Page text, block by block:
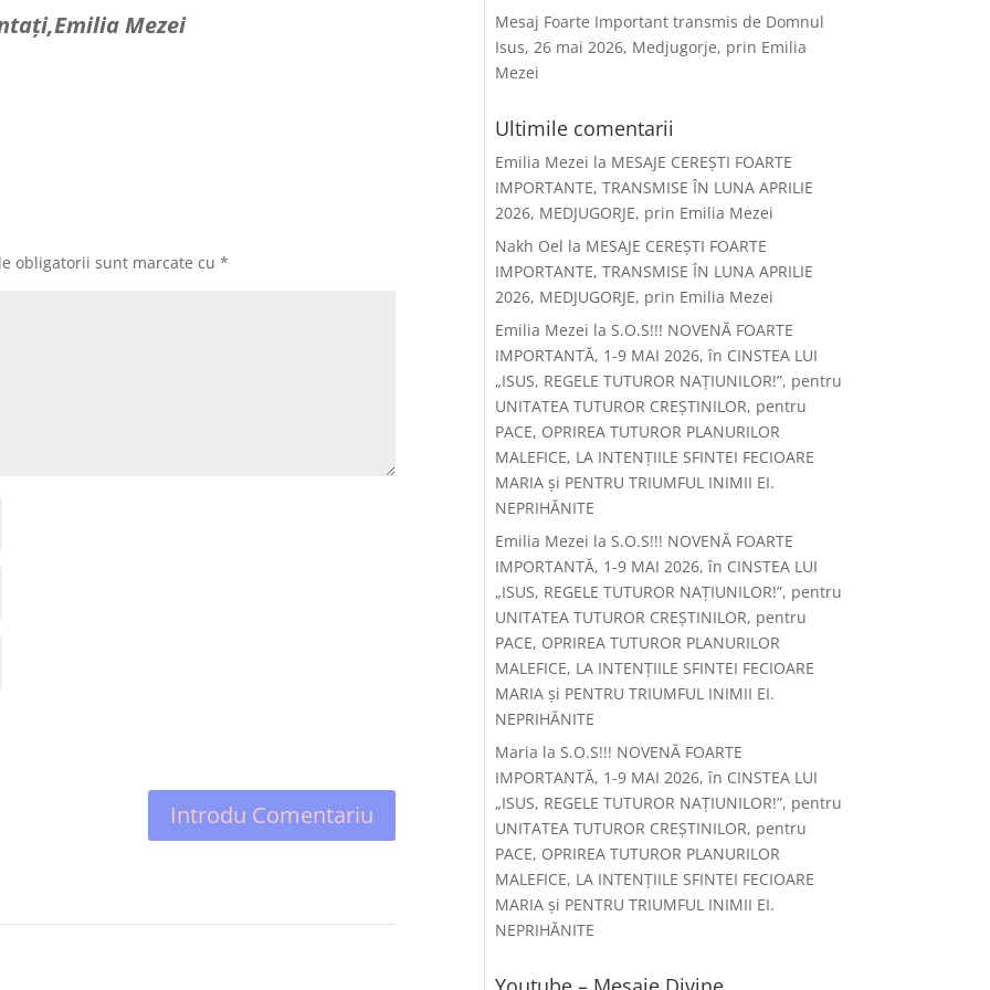
Mezei
obligatorii sunt marcate cu*
Mesaj Foarte Important transmis de Domnul
Isus, 26 mai 2026, Medjugorje, prin Emilia
Mezei
Ultimile comentarii
Emilia Mezei la MESAJE CEREȘTI FOARTE
IMPORTANTE, TRANSMISE ÎN LUNA APRILIE
2026, MEDJUGORJE, prin Emilia Mezei
Nakh Oel la MESAJE CEREȘTI FOARTE
IMPORTANTE, TRANSMISE ÎN LUNA APRILIE
2026, MEDJUGORJE, prin Emilia Mezei
Emilia Mezei la S.O.S!!! NOVENĂ FOARTE
IMPORTANTĂ, 1-9 MAI 2026, în CINSTEA LUI
„ISUS, REGELE TUTUROR NAȚIUNILOR!”, pentru
UNITATEA TUTUROR CREȘTINILOR, pentru
PACE, OPRIREA TUTUROR PLANURILOR
MALEFICE, LA INTENȚIILE SFINTEI FECIOARE
MARIA și PENTRU TRIUMFUL INIMII EI.
NEPRIHĂNITE
Emilia Mezei la S.O.S!!! NOVENĂ FOARTE
IMPORTANTĂ, 1-9 MAI 2026, în CINSTEA LUI
„ISUS, REGELE TUTUROR NAȚIUNILOR!”, pentru
UNITATEA TUTUROR CREȘTINILOR, pentru
PACE, OPRIREA TUTUROR PLANURILOR
MALEFICE, LA INTENȚIILE SFINTEI FECIOARE
MARIA și PENTRU TRIUMFUL INIMII EI.
NEPRIHĂNITE
Maria la S.O.S!!! NOVENĂ FOARTE
IMPORTANTĂ, 1-9 MAI 2026, în CINSTEA LUI
„ISUS, REGELE TUTUROR NAȚIUNILOR!”, pentru
UNITATEA TUTUROR CREȘTINILOR, pentru
PACE, OPRIREA TUTUROR PLANURILOR
MALEFICE, LA INTENȚIILE SFINTEI FECIOARE
MARIA și PENTRU TRIUMFUL INIMII EI.
NEPRIHĂNITE